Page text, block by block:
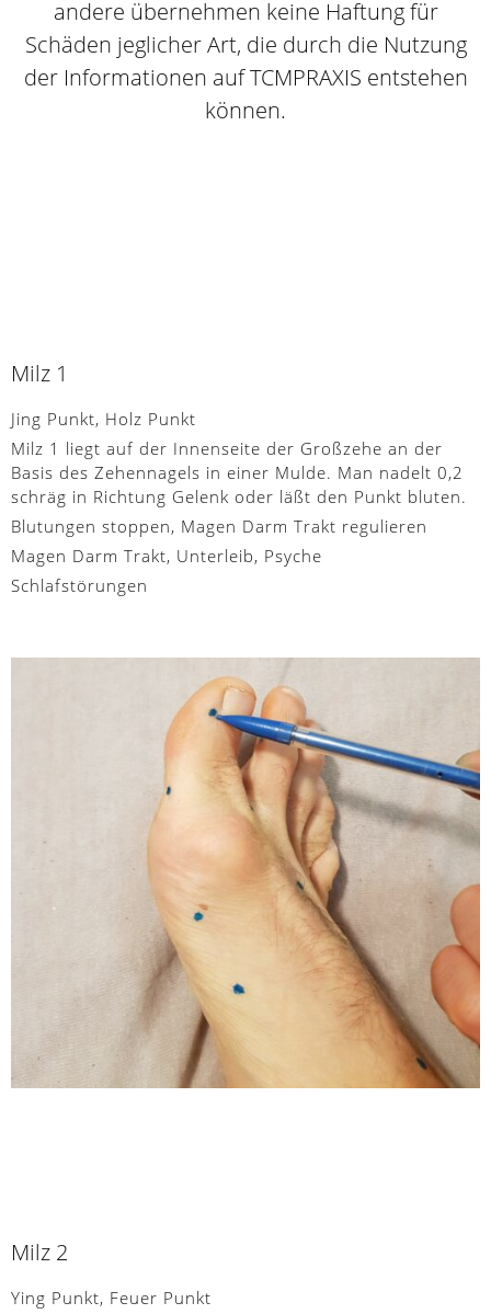
andere übernehmen keine Haftung für
Schäden jeglicher Art, die durch die Nutzung
der Informationen auf TCMPRAXIS entstehen
können.
Milz 1
Jing Punkt, Holz Punkt
Milz 1 liegt auf der Innenseite der Großzehe an der
Basis des Zehennagels in einer Mulde. Man nadelt 0,2
schräg in Richtung Gelenk oder läßt den Punkt bluten.
Blutungen stoppen, Magen Darm Trakt regulieren
Magen Darm Trakt, Unterleib, Psyche
Schlafstörungen
Milz 2
Ying Punkt, Feuer Punkt